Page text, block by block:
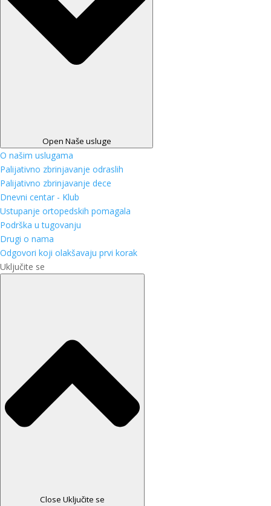
Open Naše usluge
O našim uslugama
Palijativno zbrinjavanje odraslih
Palijativno zbrinjavanje dece
Dnevni centar - Klub
Ustupanje ortopedskih pomagala
Podrška u tugovanju
Drugi o nama
Odgovori koji olakšavaju prvi korak
Uključite se
Close Uključite se